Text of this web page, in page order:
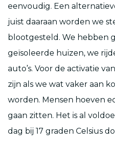
eenvoudig. Een
juist daaraan worden we
blootgesteld. We hebben
geïsoleerde huizen, we
auto’s. Voor de activatie
zijn als we wat vaker aan
worden. Mensen hoeven
gaan zitten. Het is al
dag bij 17 graden Celsius